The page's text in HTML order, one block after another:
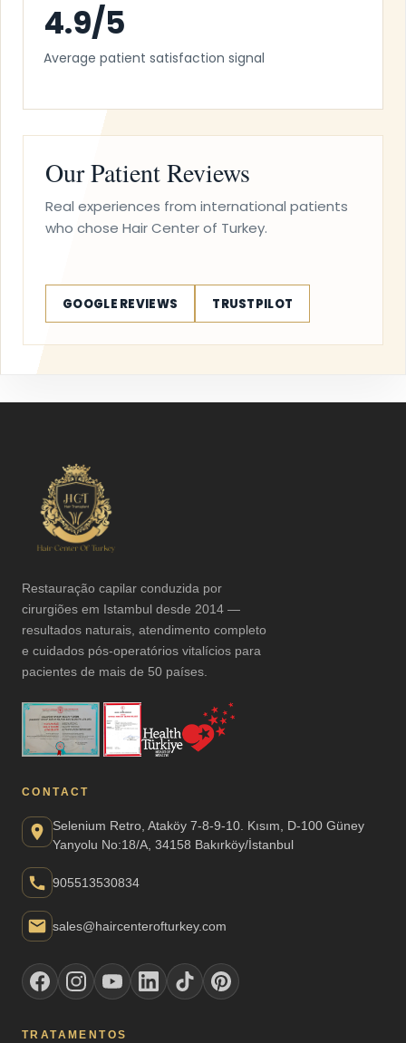
4.9/5
Average patient satisfaction signal
Our Patient Reviews
Real experiences from international patients
who chose Hair Center of Turkey.
GOOGLE REVIEWS TRUSTPILOT
Restauração capilar conduzida por
cirurgiões em Istambul desde 2014 —
resultados naturais, atendimento completo
e cuidados pós-operatórios vitalícios para
pacientes de mais de 50 países.
CONTACT
Selenium Retro, Ataköy 7-8-9-10. Kısım, D-100 Güney
Yanyolu No:18/A, 34158 Bakırköy/İstanbul
905513530834
sales@haircenterofturkey.com
TRATAMENTOS